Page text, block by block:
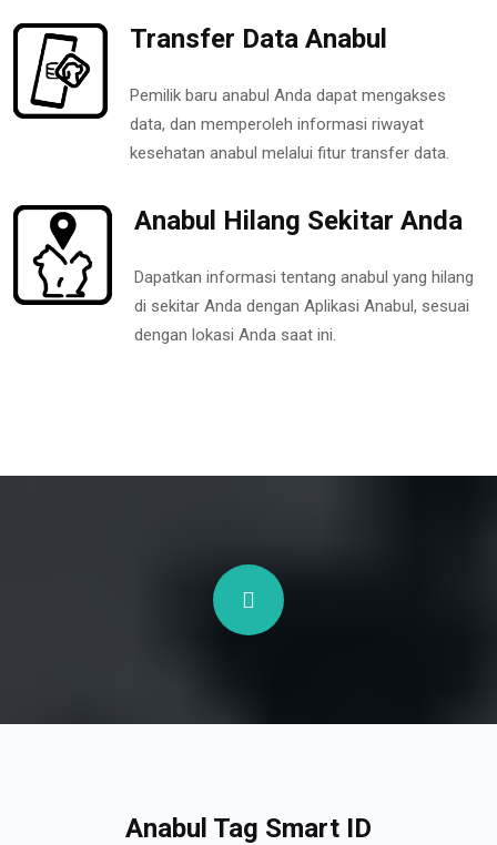
Transfer Data Anabul
Pemilik baru anabul Anda dapat mengakses
data, dan memperoleh informasi riwayat
kesehatan anabul melalui fitur transfer data.
Anabul Hilang Sekitar Anda
Dapatkan informasi tentang anabul yang hilang
di sekitar Anda dengan Aplikasi Anabul, sesuai
dengan lokasi Anda saat ini.
Anabul Tag Smart ID